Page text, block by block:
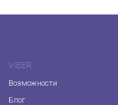
VIBER
Возможности
Блог